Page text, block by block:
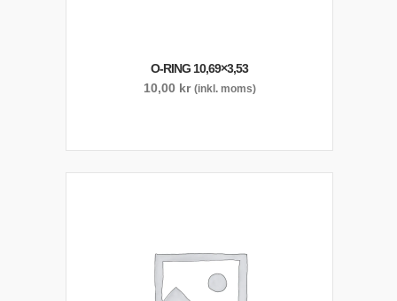
O-RING 10,69×3,53
10,00 kr (inkl. moms)